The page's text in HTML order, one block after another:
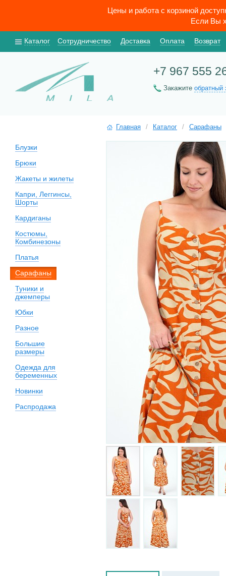
Цены и работа с корзиной
Если Вы
Каталог Сотрудничество Доставка Оплата Возврат
+7 967 555
Закажите обратный
Блузки
Брюки
Жакеты и жилеты
Капри, Леггинсы,
Шорты
Кардиганы
Костюмы,
Комбинезоны
Платья
Сарафаны
Туники и
джемперы
Юбки
Разное
Большие
размеры
Одежда для
беременных
Новинки
Распродажа
Главная / Каталог / Сарафаны